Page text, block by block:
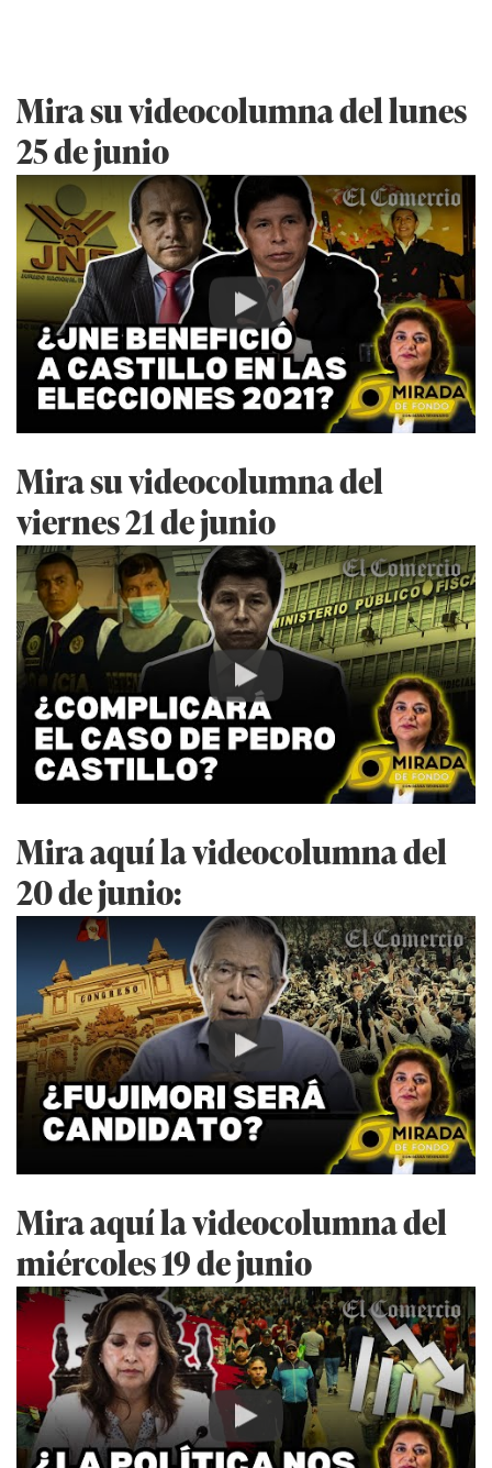
Mira su videocolumna del lunes
25 de junio
Play
Mira su videocolumna del
viernes 21 de junio
Play
Mira aquí la videocolumna del
20 de junio:
Play
Mira aquí la videocolumna del
miércoles 19 de junio
Play